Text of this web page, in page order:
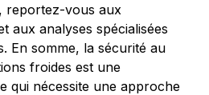
reportez-vous aux
aux analyses spécialisées
En somme, la sécurité au
froides est une
qui nécessite une approche